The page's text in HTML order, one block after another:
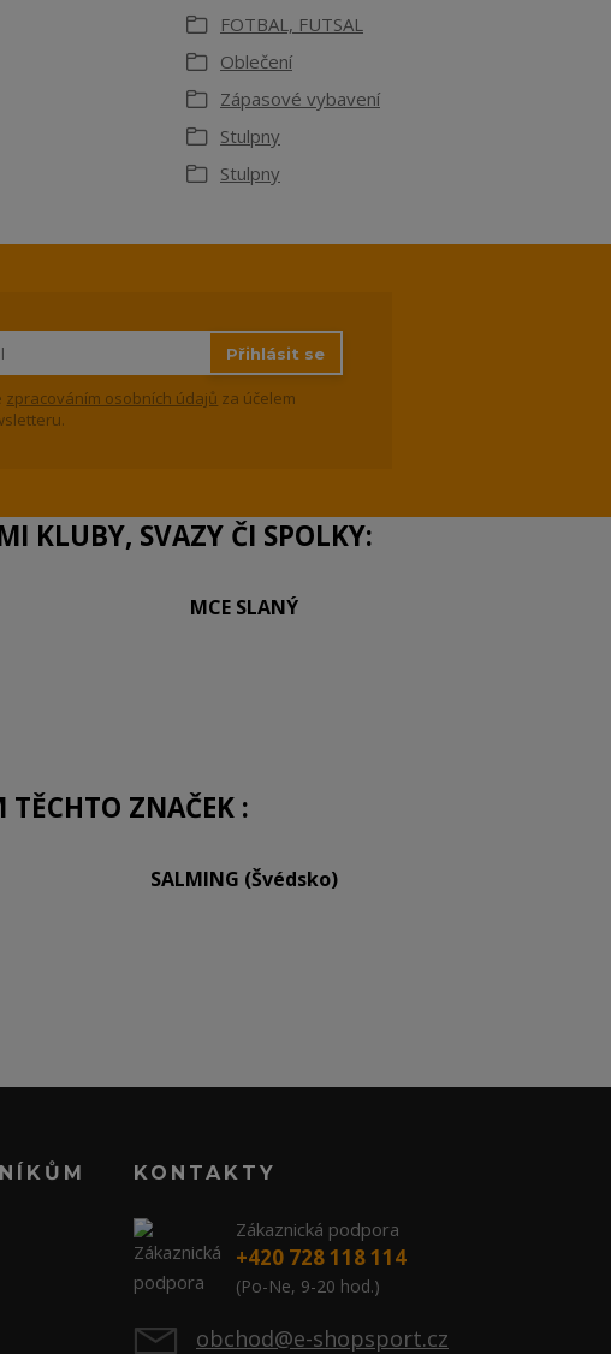
FOTBAL, FUTSAL
Oblečení
Zápasové vybavení
Stulpny
Stulpny
Přihlásit se
zpracováním osobních údajů za účelem
KLUBY, SVAZY ČI SPOLKY:
MCE SLANÝ
TĚCHTO ZNAČEK :
SALMING (Švédsko)
KONTAKTY
Zákaznická podpora
+420 728 118 114
(Po-Ne, 9-20 hod.)
obchod@e-shopsport.cz